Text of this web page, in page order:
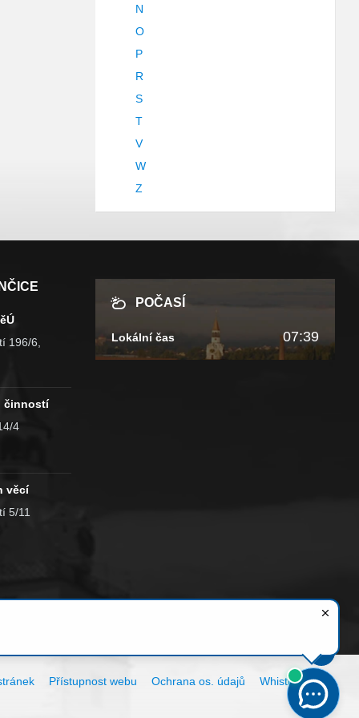
N
O
P
R
S
T
V
W
Z
196/6,
činností
4
věcí
5/11
POČASÍ
Lokální čas 07:39
Přístupnost webu Ochrana os. údajů
Whistleblowing
Cookies